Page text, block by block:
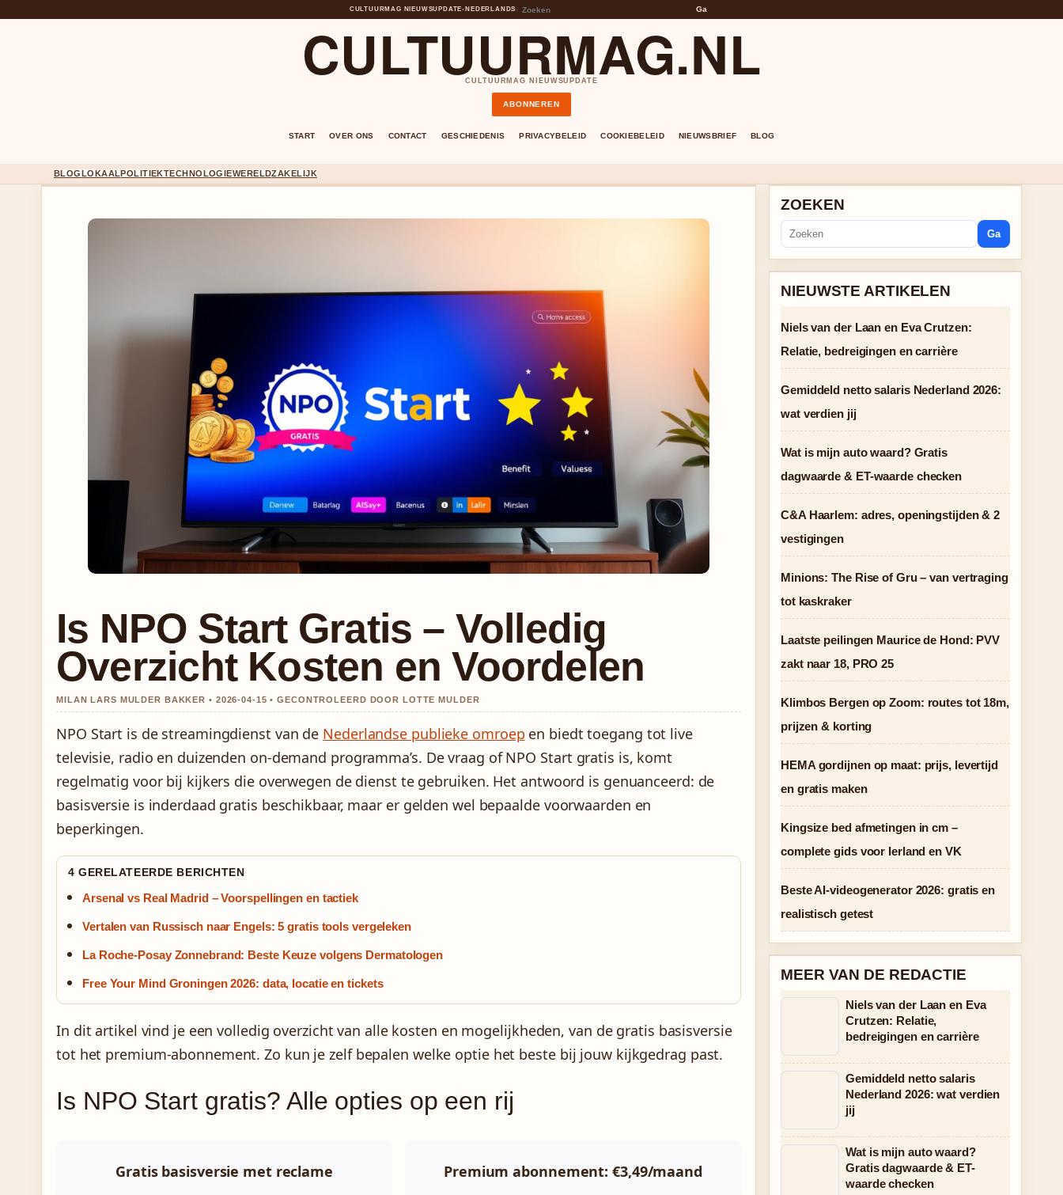
CULTUURMAG NIEUWSUPDATE• NEDERLANDS Ga
CULTUURMAG.NL
CULTUURMAG NIEUWSUPDATE
ABONNEREN
START OVER ONS CONTACT GESCHIEDENIS PRIVACYBELEID COOKIEBELEID NIEUWSBRIEF BLOG
BLOGLOKAALPOLITIEKTECHNOLOGIEWERELDZAKELIJK
Is NPO Start Gratis – Volledig
Overzicht Kosten en Voordelen
MILAN LARS MULDER BAKKER • 2026-04-15 • GECONTROLEERD DOOR LOTTE MULDER
NPO Start is de streamingdienst van de Nederlandse publieke omroep en biedt toegang tot live
televisie, radio en duizenden on-demand programma’s. De vraag of NPO Start gratis is, komt
regelmatig voor bij kijkers die overwegen de dienst te gebruiken. Het antwoord is genuanceerd: de
basisversie is inderdaad gratis beschikbaar, maar er gelden wel bepaalde voorwaarden en
beperkingen.
4 GERELATEERDE BERICHTEN
Arsenal vs Real Madrid – Voorspellingen en tactiek
Vertalen van Russisch naar Engels: 5 gratis tools vergeleken
La Roche-Posay Zonnebrand: Beste Keuze volgens Dermatologen
Free Your Mind Groningen 2026: data, locatie en tickets
In dit artikel vind je een volledig overzicht van alle kosten en mogelijkheden, van de gratis basisversie
tot het premium-abonnement. Zo kun je zelf bepalen welke optie het beste bij jouw kijkgedrag past.
Is NPO Start gratis? Alle opties op een rij
Gratis basisversie met reclame Premium abonnement: €3,49/maand
ZOEKEN
Ga
NIEUWSTE ARTIKELEN
Niels van der Laan en Eva Crutzen:
Relatie, bedreigingen en carrière
Gemiddeld netto salaris Nederland 2026:
wat verdien jij
Wat is mijn auto waard? Gratis
dagwaarde & ET-waarde checken
C&A Haarlem: adres, openingstijden & 2
vestigingen
Minions: The Rise of Gru – van vertraging
tot kaskraker
Laatste peilingen Maurice de Hond: PVV
zakt naar 18, PRO 25
Klimbos Bergen op Zoom: routes tot 18m,
prijzen & korting
HEMA gordijnen op maat: prijs, levertijd
en gratis maken
Kingsize bed afmetingen in cm –
complete gids voor Ierland en VK
Beste AI-videogenerator 2026: gratis en
realistisch getest
MEER VAN DE REDACTIE
Niels van der Laan en Eva
Crutzen: Relatie,
bedreigingen en carrière
Gemiddeld netto salaris
Nederland 2026: wat verdien
jij
Wat is mijn auto waard?
Gratis dagwaarde & ET-
waarde checken